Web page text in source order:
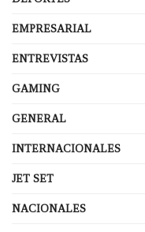
EMPRESARIAL
ENTREVISTAS
GAMING
GENERAL
INTERNACIONALES
JET SET
NACIONALES